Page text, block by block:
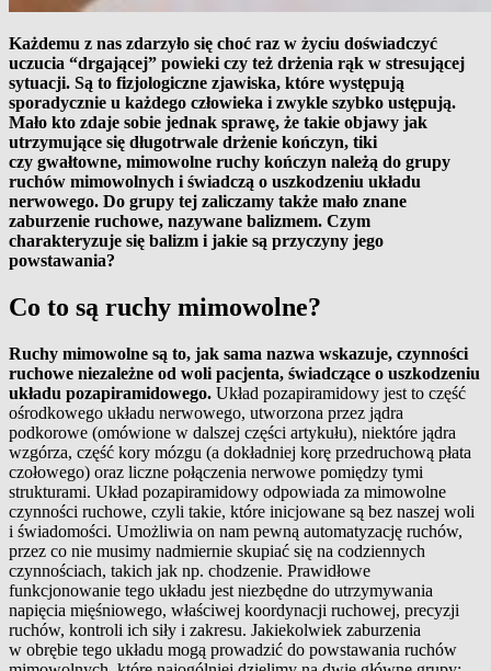
Każdemu z nas zdarzyło się choć raz w życiu doświadczyć
uczucia “drgającej” powieki czy też drżenia rąk w stresującej
sytuacji. Są to fizjologiczne zjawiska, które występują
sporadycznie u każdego człowieka i zwykle szybko ustępują.
Mało kto zdaje sobie jednak sprawę, że takie objawy jak
utrzymujące się długotrwale drżenie kończyn, tiki
czy gwałtowne, mimowolne ruchy kończyn należą do grupy
ruchów mimowolnych i świadczą o uszkodzeniu układu
nerwowego. Do grupy tej zaliczamy także mało znane
zaburzenie ruchowe, nazywane balizmem. Czym
charakteryzuje się balizm i jakie są przyczyny jego
powstawania?
Co to są ruchy mimowolne?
Ruchy mimowolne są to, jak sama nazwa wskazuje, czynności
ruchowe niezależne od woli pacjenta, świadczące o uszkodzeniu
układu pozapiramidowego. Układ pozapiramidowy jest to część
ośrodkowego układu nerwowego, utworzona przez jądra
podkorowe (omówione w dalszej części artykułu), niektóre jądra
wzgórza, część kory mózgu (a dokładniej korę przedruchową płata
czołowego) oraz liczne połączenia nerwowe pomiędzy tymi
strukturami. Układ pozapiramidowy odpowiada za mimowolne
czynności ruchowe, czyli takie, które inicjowane są bez naszej woli
i świadomości. Umożliwia on nam pewną automatyzację ruchów,
przez co nie musimy nadmiernie skupiać się na codziennych
czynnościach, takich jak np. chodzenie. Prawidłowe
funkcjonowanie tego układu jest niezbędne do utrzymywania
napięcia mięśniowego, właściwej koordynacji ruchowej, precyzji
ruchów, kontroli ich siły i zakresu. Jakiekolwiek zaburzenia
w obrębie tego układu mogą prowadzić do powstawania ruchów